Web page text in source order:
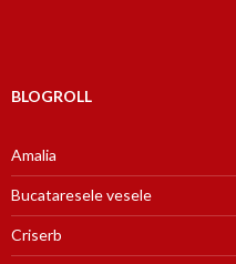
BLOGROLL
Amalia
Bucataresele vesele
Criserb